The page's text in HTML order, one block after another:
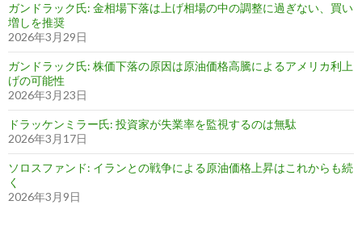
ガンドラック氏: 金相場下落は上げ相場の中の調整に過ぎない、買い
増しを推奨
2026年3月29日
ガンドラック氏: 株価下落の原因は原油価格高騰によるアメリカ利上
げの可能性
2026年3月23日
ドラッケンミラー氏: 投資家が失業率を監視するのは無駄
2026年3月17日
ソロスファンド: イランとの戦争による原油価格上昇はこれからも続
く
2026年3月9日